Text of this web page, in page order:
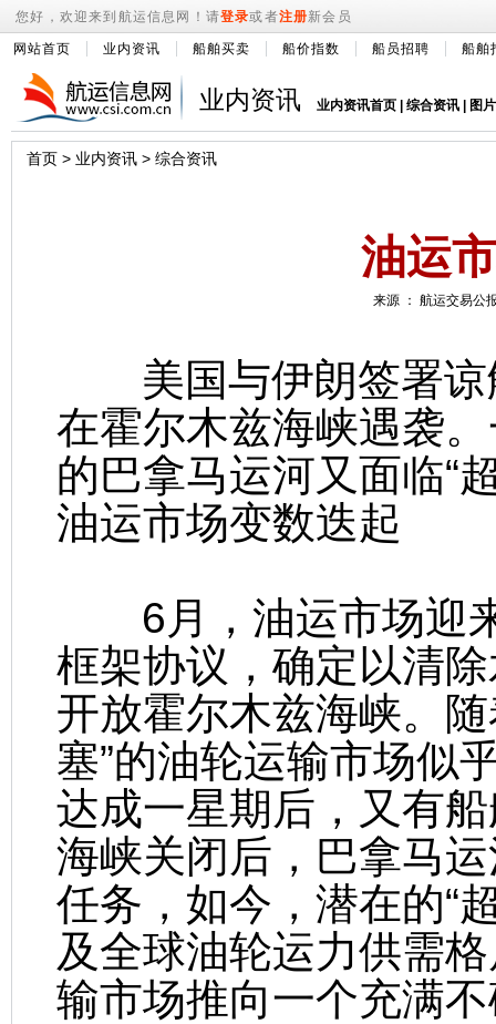
您好，欢迎来到航运信息网！请登录或者注册新会员
网站首页 业内资讯 船舶买卖 船价指数 船员招聘 船舶
业内资讯 业内资讯首页 综合资讯 图
首页 > 业内资讯 > 综合资讯
油运
来源 ： 航运交易
美国与伊朗签署谅
在霍尔木兹海峡遇袭
的巴拿马运河又面临“
油运市场变数迭起
6月，油运市场迎来
框架协议，确定以清
开放霍尔木兹海峡。
塞”的油轮运输市场似
达成一星期后，又有
海峡关闭后，巴拿马
任务，如今，潜在的“
及全球油轮运力供需
输市场推向一个充满